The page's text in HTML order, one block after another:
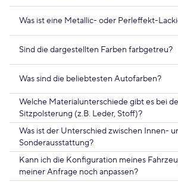
Was ist eine Metallic- oder Perleffekt-
Sind die dargestellten Farben farbgetreu?
Was sind die beliebtesten Autofarben?
Welche Materialunterschiede gibt es bei
Sitzpolsterung (z.B. Leder, Stoff)?
Was ist der Unterschied zwischen Innen-
Sonderausstattung?
Kann ich die Konfiguration meines
meiner Anfrage noch anpassen?